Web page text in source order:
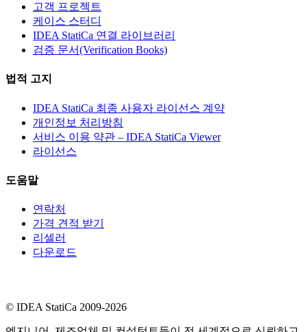
고객 프로젝트
케이스 스터디
IDEA StatiCa 연결 라이브러리
검증 문서(Verification Books)
법적 고지
IDEA StatiCa 최종 사용자 라이선스 계약
개인정보 처리방침
서비스 이용 약관 – IDEA StatiCa Viewer
라이선스
도움말
연락처
가격 견적 받기
리셀러
다운로드
© IDEA StatiCa 2009-2026